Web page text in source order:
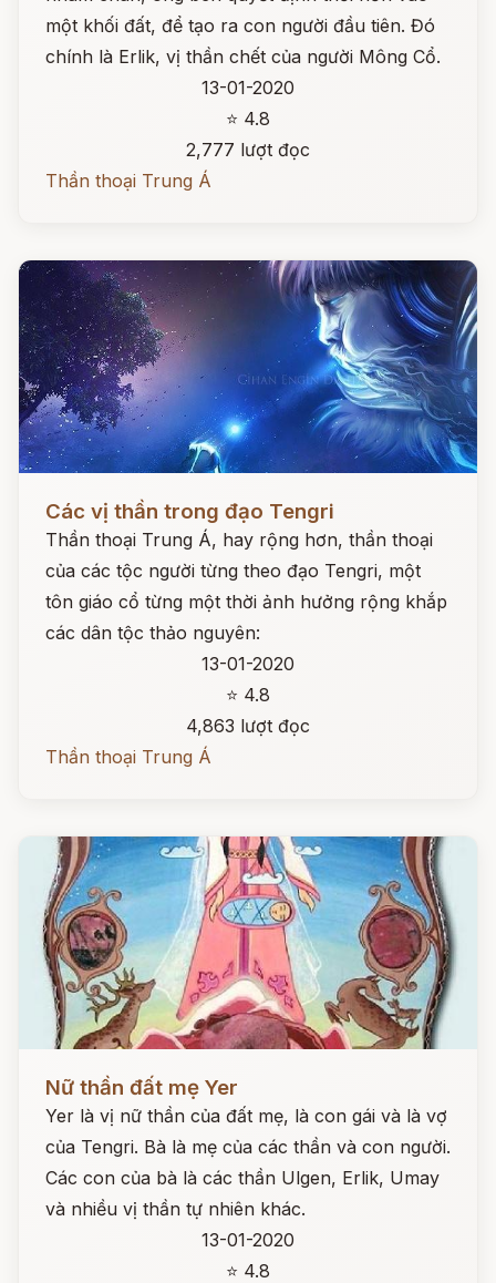
một khối đất, để tạo ra con người đầu tiên. Đó
chính là Erlik, vị thần chết của người Mông Cổ.
13-01-2020
⭐ 4.8
2,777 lượt đọc
Thần thoại Trung Á
Các vị thần trong đạo Tengri
Thần thoại Trung Á, hay rộng hơn, thần thoại
của các tộc người từng theo đạo Tengri, một
tôn giáo cổ từng một thời ảnh hưởng rộng khắp
các dân tộc thảo nguyên:
13-01-2020
⭐ 4.8
4,863 lượt đọc
Thần thoại Trung Á
Nữ thần đất mẹ Yer
Yer là vị nữ thần của đất mẹ, là con gái và là vợ
của Tengri. Bà là mẹ của các thần và con người.
Các con của bà là các thần Ulgen, Erlik, Umay
và nhiều vị thần tự nhiên khác.
13-01-2020
⭐ 4.8